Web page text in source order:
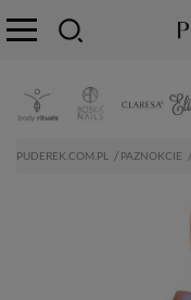
PUDEREK.COM.PL PAZNOKCIE